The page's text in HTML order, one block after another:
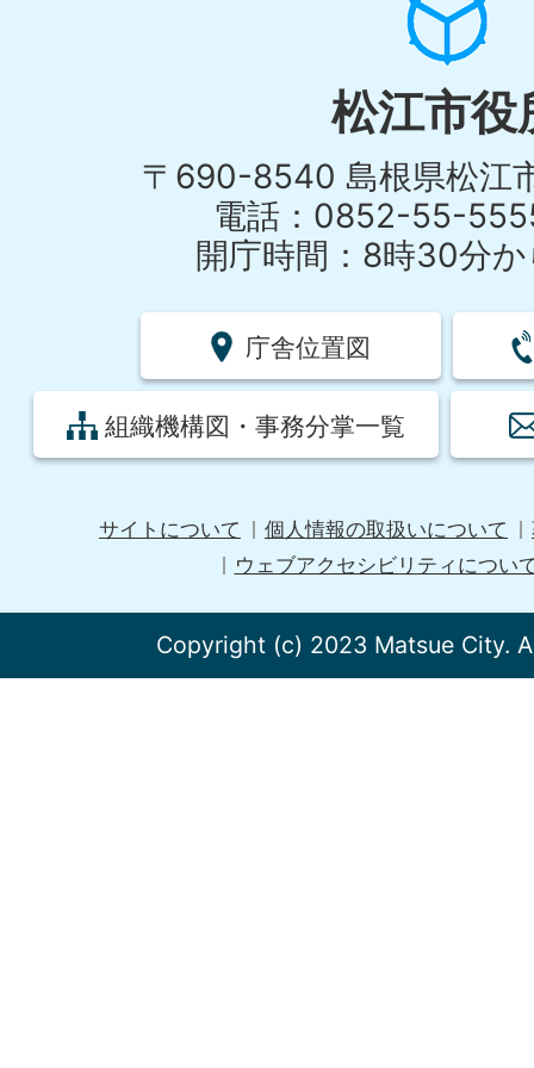
松江市役
〒690-8540 島根県松江
電話：0852-55-
開庁時間：8時30分
庁舎位置図
組織機構図・事務分掌一覧
サイトについて 個人情報の取扱いについて
ウェブアクセシビリティについ
Copyright (c) 2023 Matsue City.